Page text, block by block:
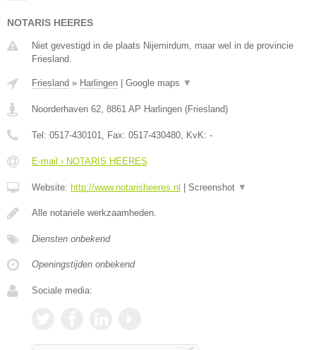
NOTARIS HEERES
Niet gevestigd in de plaats Nijemirdum, maar wel in de provincie
Friesland.
Friesland » Harlingen Google maps ▼
Noorderhaven 62, 8861 AP Harlingen (Friesland)
Tel: 0517-430101, Fax: 0517-430480, KvK: -
E-mail › NOTARIS HEERES
Website: http://www.notarisheeres.nl Screenshot ▼
Alle notariele werkzaamheden.
Diensten onbekend
Openingstijden onbekend
Sociale media: